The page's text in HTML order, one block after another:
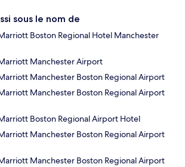
sous le nom de
Boston Regional Hotel Manchester
Manchester Airport
Manchester Boston Regional Airport
Manchester Boston Regional Airport
Boston Regional Airport Hotel
Manchester Boston Regional Airport
Manchester Boston Regional Airport